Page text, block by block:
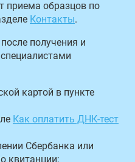
приема образцов по
Контакты.
получения и
картой в пункте
Как оплатить ДНК-тест
Сбербанка или
квитанции;